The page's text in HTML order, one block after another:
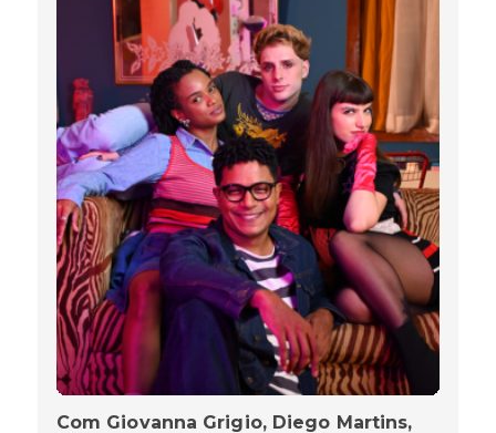
Com Giovanna Grigio, Diego Martins,